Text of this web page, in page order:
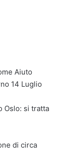
Aiuto
14 Luglio
Oslo: si tratta
di circa